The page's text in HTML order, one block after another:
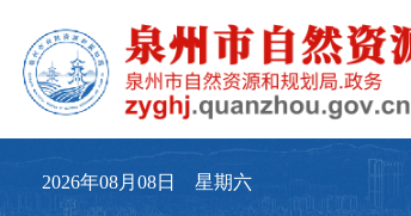
2026年08月08日 星期六